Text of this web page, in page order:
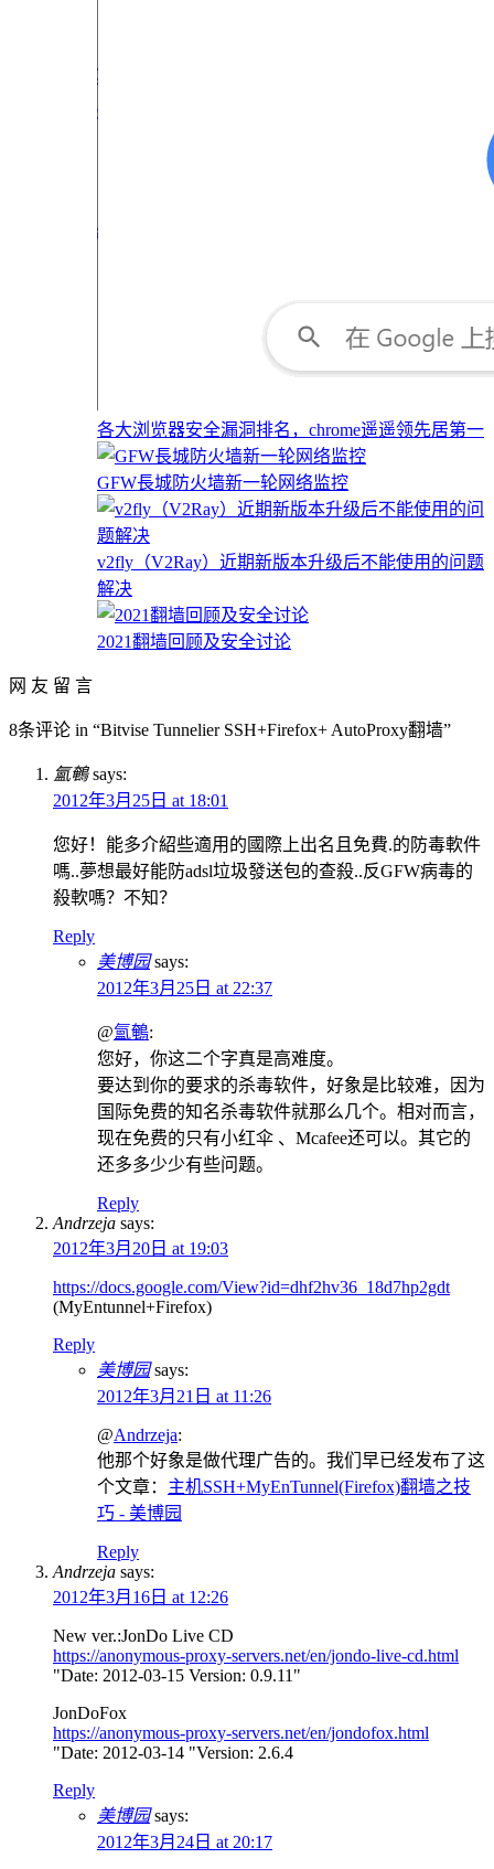
各大浏览器安全漏洞排名，chrome遥遥领先居第一
GFW長城防火墙新一轮网络监控
v2fly（V2Ray）近期新版本升级后不能使用的问题
解决
2021翻墙回顾及安全讨论
网 友 留 言
8条评论 in “Bitvise Tunnelier SSH+Firefox+ AutoProxy翻墙”
氳鵪 says:
2012年3月25日 at 18:01
您好！能多介紹些適用的國際上出名且免費.的防毒軟件
嗎..夢想最好能防adsl垃圾發送包的查殺..反GFW病毒的
殺軟嗎？不知？
Reply
美博园 says:
2012年3月25日 at 22:37
@氳鵪:
您好，你这二个字真是高难度。
要达到你的要求的杀毒软件，好象是比较难，因为
国际免费的知名杀毒软件就那么几个。相对而言，
现在免费的只有小红伞 、Mcafee还可以。其它的
还多多少少有些问题。
Reply
Andrzeja says:
2012年3月20日 at 19:03
https://docs.google.com/View?id=dhf2hv36_18d7hp2gdt
(MyEntunnel+Firefox)
Reply
美博园 says:
2012年3月21日 at 11:26
@Andrzeja:
他那个好象是做代理广告的。我们早已经发布了这
个文章： 主机SSH+MyEnTunnel(Firefox)翻墙之技
巧 - 美博园
Reply
Andrzeja says:
2012年3月16日 at 12:26
New ver.:JonDo Live CD
https://anonymous-proxy-servers.net/en/jondo-live-cd.html
"Date: 2012-03-15 Version: 0.9.11"
JonDoFox
https://anonymous-proxy-servers.net/en/jondofox.html
"Date: 2012-03-14 "Version: 2.6.4
Reply
美博园 says:
2012年3月24日 at 20:17